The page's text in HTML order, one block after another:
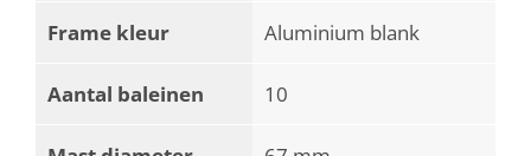
Frame kleur Aluminium blank
Aantal baleinen 10